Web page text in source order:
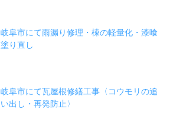
岐阜市にて雨漏り修理・棟の軽量化・漆喰
塗り直し
岐阜市にて瓦屋根修繕工事〈コウモリの追
い出し・再発防止〉